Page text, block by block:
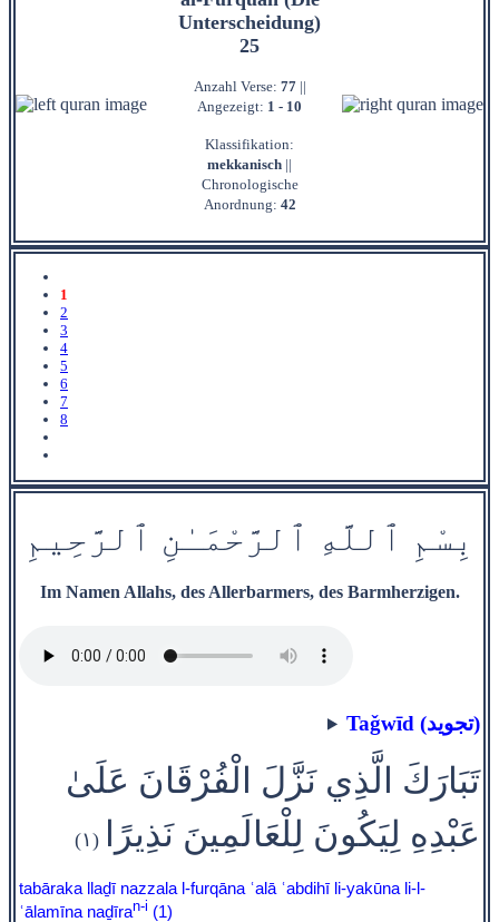
Unterscheidung)
25
Anzahl Verse: 77 ||
Angezeigt: 1 - 10
Klassifikation:
mekkanisch ||
Chronologische
Anordnung: 42
1
2
3
4
5
6
7
8
بِسْمِ ٱ للَّهِ ٱ لرَّحْمَ‍ـٰنِ ٱ ل‍‍رَّح‍ِ‍ي‍مِ
Im Namen Allahs, des Allerbarmers, des Barmherzigen.
Taǧwīd (تجويد)
تَبَارَكَ الَّذِي نَزَّلَ الْفُرْقَانَ عَلَىٰ
عَبْدِهِ لِيَكُونَ لِلْعَالَمِينَ نَذِيرًا
(١)
tabāraka llaḏī nazzala l-furqāna ʿalā ʿabdihī li-yakūna li-l-
ʿālamīna naḏīran-i (1)